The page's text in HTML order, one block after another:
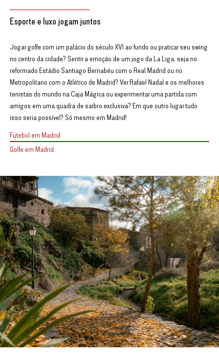
Esporte e luxo jogam juntos
Jogar golfe com um palácio do século XVI ao fundo ou praticar seu swing
no centro da cidade? Sentir a emoção de um jogo da La Liga, seja no
reformado Estádio Santiago Bernabéu com o Real Madrid ou no
Metropolitano com o Atlético de Madrid? Ver Rafael Nadal e os melhores
tenistas do mundo na Caja Mágica ou experimentar uma partida com
amigos em uma quadra de saibro exclusiva? Em que outro lugar tudo
isso seria possível? Só mesmo em Madrid!
Futebol em Madrid
Golfe em Madrid